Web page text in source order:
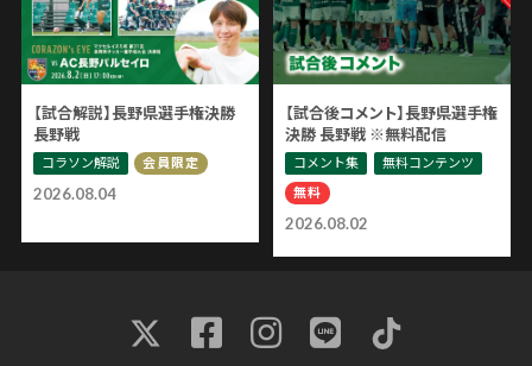
2026.08.04
【試合解説】長野県選手権決勝
長野戦
コラソン解説 会員限定
2026.08.02
【試合後コメント】長野県選手権
決勝 長野戦 ※無料配信
コメント集
無料コンテンツ
無料